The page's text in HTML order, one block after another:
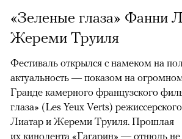
«Зеленые глаза» Фанни
Жереми Труиля
Фестиваль открылся с намеком на
актуальность — показом на
Гранде камерного французского
глаза» (Les Yeux Verts)
Лиатар и Жереми Труиля. Прошлая
их кинолента «Гагарин» — отнюдь